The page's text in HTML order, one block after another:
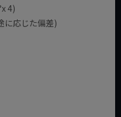
4)
に応じた偏差)